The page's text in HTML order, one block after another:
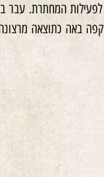
המחתרת. עבר
באה כתוצאה